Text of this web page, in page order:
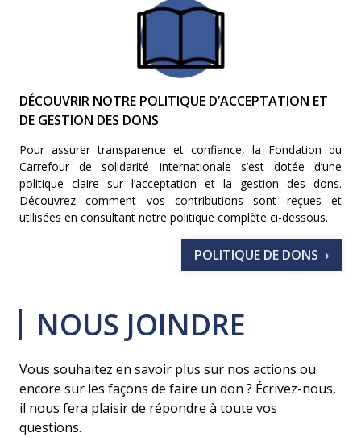
DÉCOUVRIR NOTRE POLITIQUE D’ACCEPTATION ET
DE GESTION DES DONS
Pour assurer transparence et confiance, la Fondation du
Carrefour de solidarité internationale s’est dotée d’une
politique claire sur l’acceptation et la gestion des dons.
Découvrez comment vos contributions sont reçues et
utilisées en consultant notre politique complète ci-dessous.
POLITIQUE DE DONS
NOUS JOINDRE
Vous souhaitez en savoir plus sur nos actions ou
encore sur les façons de faire un don ? Écrivez-nous,
il nous fera plaisir de répondre à toute vos
questions.